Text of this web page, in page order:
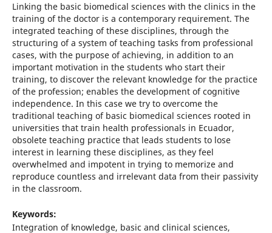
Linking the basic biomedical sciences with the clinics in the
training of the doctor is a contemporary requirement. The
integrated teaching of these disciplines, through the
structuring of a system of teaching tasks from professional
cases, with the purpose of achieving, in addition to an
important motivation in the students who start their
training, to discover the relevant knowledge for the practice
of the profession; enables the development of cognitive
independence. In this case we try to overcome the
traditional teaching of basic biomedical sciences rooted in
universities that train health professionals in Ecuador,
obsolete teaching practice that leads students to lose
interest in learning these disciplines, as they feel
overwhelmed and impotent in trying to memorize and
reproduce countless and irrelevant data from their passivity
in the classroom.
Keywords:
Integration of knowledge, basic and clinical sciences,